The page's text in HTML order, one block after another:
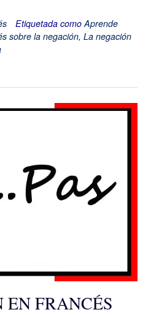
Etiquetada comoAprende
sobre la negación, La negación
FRANCÉS